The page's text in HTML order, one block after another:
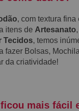
, com textura
itens de Artesanato
Tecidos, temos
fazer Bolsas,
da criatividade!
mais fácil